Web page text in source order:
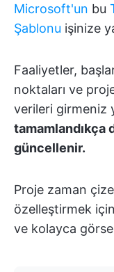
Microsoft'un bu
Şablonu işinize
Faaliyetler,
noktaları ve
verileri girmeniz
tamamlandıkça
güncellenir.
Proje zaman
özelleştirmek
ve kolayca